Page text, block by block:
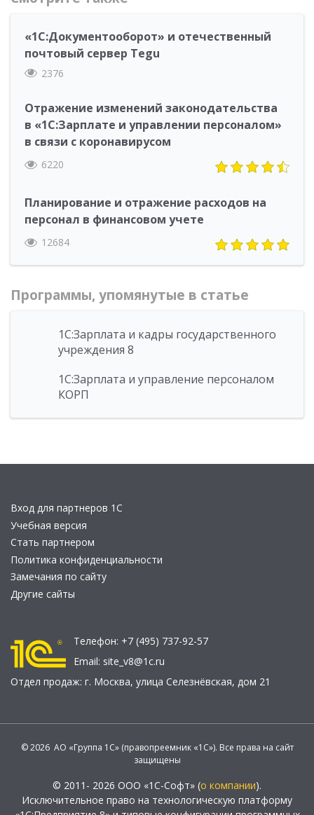
«1С:Документооборот» и отечественный
почтовый сервер Tegu
2376
Отражение изменений законодательства
в «1С:Зарплате и управлении персоналом»
в связи с коронавирусом
6220
Планирование и отражение расходов на
персонал в финансовом учете
12684
Программы, упомянутые в статье
1С:Зарплата и кадры государственного
учреждения 8
1С:Зарплата и управление персоналом
КОРП
Вход для партнеров 1С
Учебная версия
Стать партнером
Политика конфиденциальности
Замечания по сайту
Другие сайты
Телефон: +7 (495) 737-92-57
Email: site_v8@1c.ru
Отдел продаж: г. Москва, улица Селезнёвская, дом 21
© 2026 АО «Группа 1С» (правопреемник «1С»). Все права на сайт
защищены
© 2011- 2026 ООО «1С-Софт» (о компании).
Исключительное право на технологическую платформу